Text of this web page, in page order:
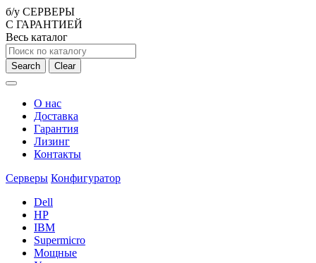
б/у СЕРВЕРЫ
С ГАРАНТИЕЙ
Весь каталог
Search Clear
О нас
Доставка
Гарантия
Лизинг
Контакты
Серверы Конфигуратор
Dell
HP
IBM
Supermicro
Мощные